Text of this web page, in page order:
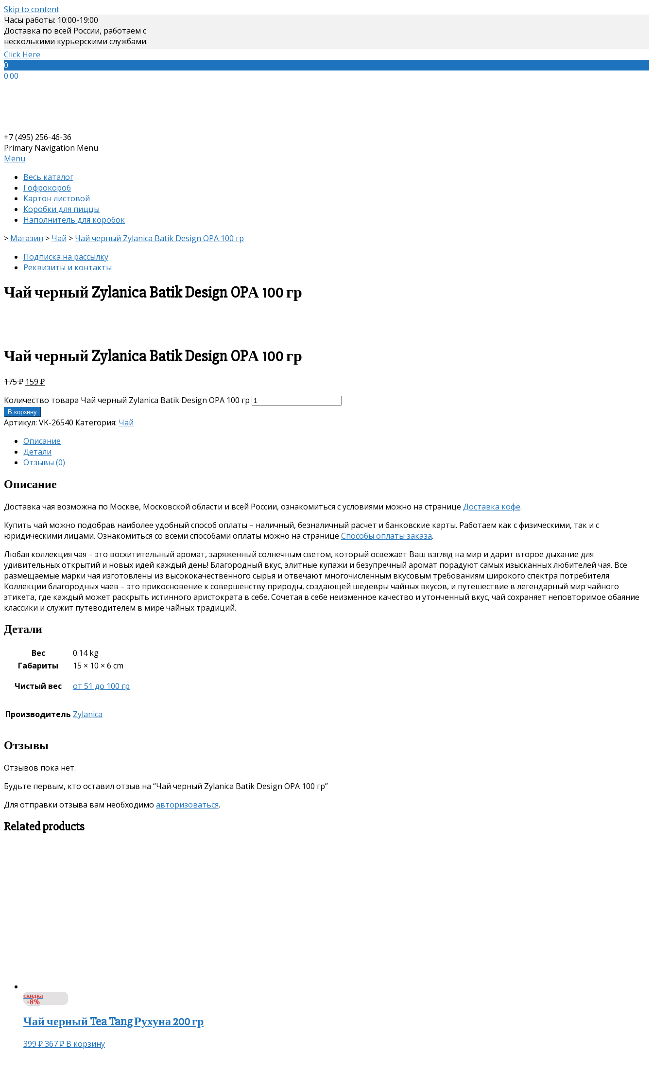
Skip to content
Часы работы: 10:00-19:00
Доставка по всей России, работаем с
несколькими курьерскими службами.
Click Here
0
0.00
+7 (495) 256-46-36
Primary Navigation Menu
Menu
Весь каталог
Гофрокороб
Картон листовой
Коробки для пиццы
Наполнитель для коробок
> Магазин > Чай > Чай черный Zylanica Batik Design OPА 100 гр
Подписка на рассылку
Реквизиты и контакты
Чай черный Zylanica Batik Design OPА 100 гр
Чай черный Zylanica Batik Design OPА 100 гр
175₽ 159 ₽
Количество товара Чай черный Zylanica Batik Design OPА 100 гр
В корзину
Артикул: VK-26540 Категория: Чай
Описание
Детали
Отзывы (0)
Описание
Доставка чая возможна по Москве, Московской области и всей России, ознакомиться с условиями можно на странице Доставка кофе.
Купить чай можно подобрав наиболее удобный способ оплаты – наличный, безналичный расчет и банковские карты. Работаем как с физическими, так и с
юридическими лицами. Ознакомиться со всеми способами оплаты можно на странице Способы оплаты заказа.
Любая коллекция чая – это восхитительный аромат, заряженный солнечным светом, который освежает Ваш взгляд на мир и дарит второе дыхание для
удивительных открытий и новых идей каждый день! Благородный вкус, элитные купажи и безупречный аромат порадуют самых изысканных любителей чая. Все
размещаемые марки чая изготовлены из высококачественного сырья и отвечают многочисленным вкусовым требованиям широкого спектра потребителя.
Коллекции благородных чаев – это прикосновение к совершенству природы, создающей шедевры чайных вкусов, и путешествие в легендарный мир чайного
этикета, где каждый может раскрыть истинного аристократа в себе. Сочетая в себе неизменное качество и утонченный вкус, чай сохраняет неповторимое обаяние
классики и служит путеводителем в мире чайных традиций.
Детали
Вес
0.14 kg
Габариты
15 × 10 × 6 cm
Чистый вес
от 51 до 100 гр
Производитель Zylanica
Отзывы
Отзывов пока нет.
Будьте первым, кто оставил отзыв на “Чай черный Zylanica Batik Design OPА 100 гр”
Для отправки отзыва вам необходимо авторизоваться.
Related products
скидка
-8%
Чай черный Tea Tang Рухуна 200 гр
399₽367₽ В корзину